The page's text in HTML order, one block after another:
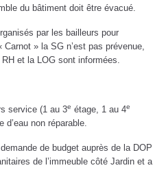
du bâtiment doit être évacué.
par les bailleurs pour
» la SG n’est pas prévenue,
et la LOG sont informées.
service (1 au 3e étage, 1 au 4e
non réparable.
de budget auprès de la DOP
de l’immeuble côté Jardin et a